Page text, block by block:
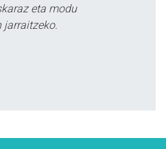
eta modu
jarraitzeko.